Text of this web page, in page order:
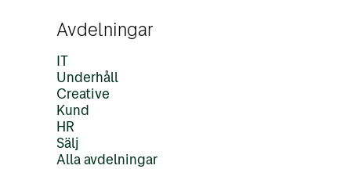
Avdelningar
IT
Underhåll
Creative
Kund
HR
Sälj
Alla avdelningar